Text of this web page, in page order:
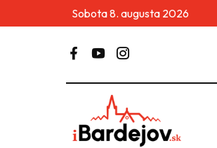
Sobota 8. augusta 2026